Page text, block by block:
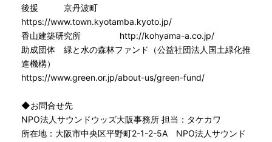
後援 京丹波町
https://www.town.kyotamba.kyoto.jp/
香山建築研究所 http://kohyama-a.co.jp/
助成団体 緑と水の森林ファンド（公益社団法人国土緑化推
進機構）
https://www.green.or.jp/about-us/green-fund/
◆お問合せ先
NPO法人サウンドウッズ大阪事務所 担当：タケカワ
所在地：大阪市中央区平野町2-1-2-5A NPO法人サウンド